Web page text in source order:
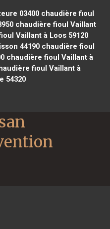
03400chaudière fioul
chaudière fioul Vaillant
Vaillant à Loos 59120
44190chaudière fioul
chaudière fioul Vaillant à
fioul Vaillant à
54320